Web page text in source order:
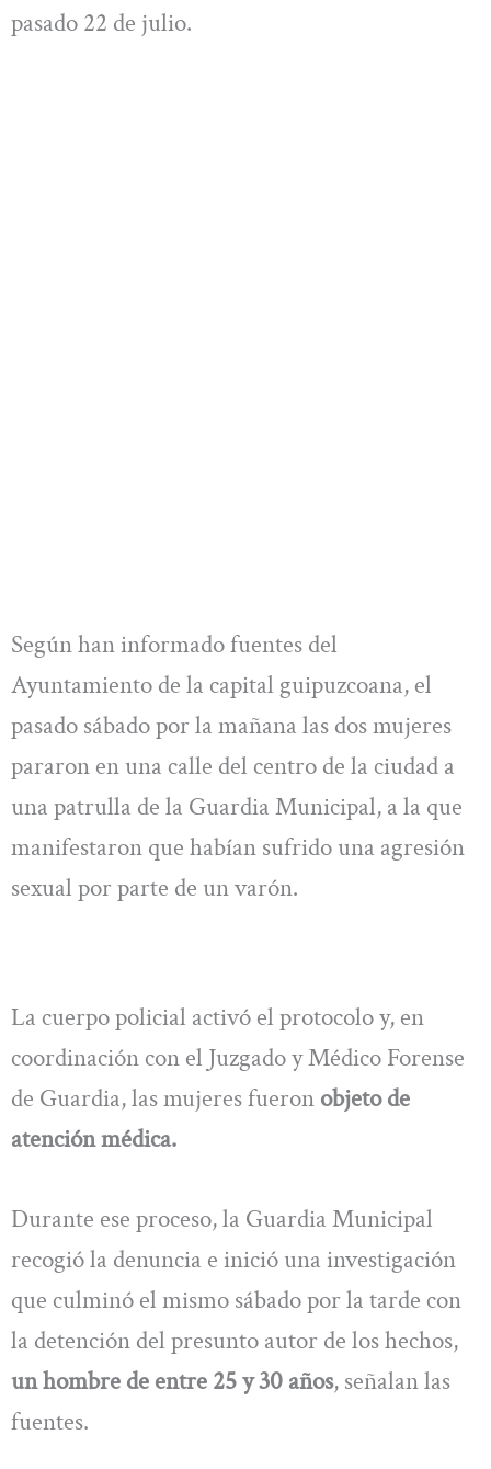
pasado 22 de julio.
Según han informado fuentes del
Ayuntamiento de la capital guipuzcoana, el
pasado sábado por la mañana las dos mujeres
pararon en una calle del centro de la ciudad a
una patrulla de la Guardia Municipal, a la que
manifestaron que habían sufrido una agresión
sexual por parte de un varón.
La cuerpo policial activó el protocolo y, en
coordinación con el Juzgado y Médico Forense
de Guardia, las mujeres fueron objeto de
atención médica.
Durante ese proceso, la Guardia Municipal
recogió la denuncia e inició una investigación
que culminó el mismo sábado por la tarde con
la detención del presunto autor de los hechos,
un hombre de entre 25 y 30 años, señalan las
fuentes.